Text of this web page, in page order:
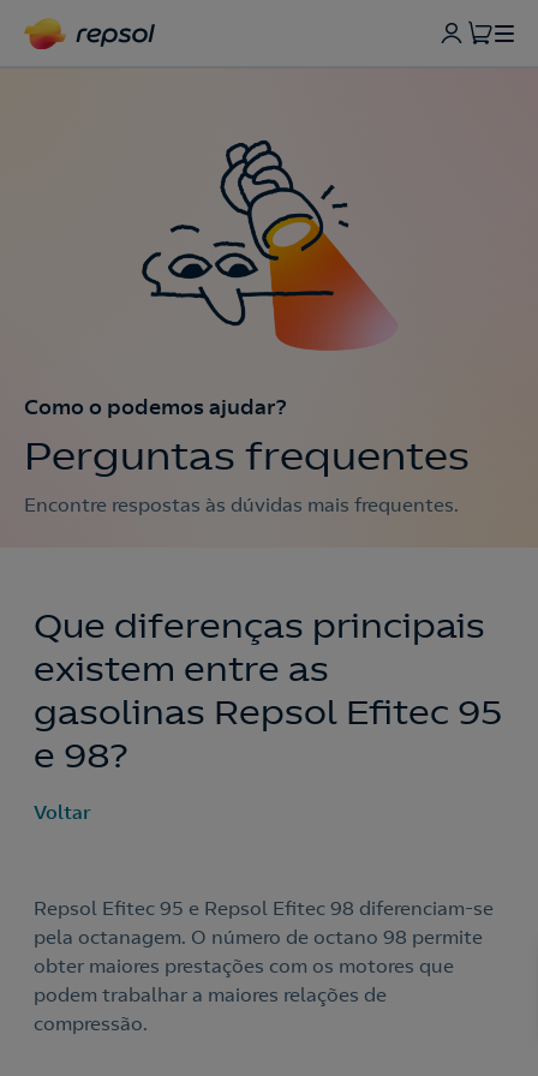
Nós ligamos!
Como o podemos ajudar?
Perguntas frequentes
Encontre respostas às dúvidas mais frequentes.
Que diferenças principais
existem entre as
gasolinas Repsol Efitec 95
e 98?
Voltar
Repsol Efitec 95 e Repsol Efitec 98 diferenciam-se
pela octanagem. O número de octano 98 permite
obter maiores prestações com os motores que
podem trabalhar a maiores relações de
compressão.